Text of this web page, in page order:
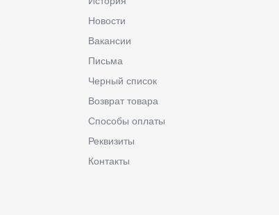
Новости
Вакансии
Письма
Черный список
Возврат товара
Способы оплаты
Реквизиты
Контакты